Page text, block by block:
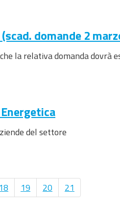
domande 2
la relativa domanda dovrà
del settore
18 19 20 21